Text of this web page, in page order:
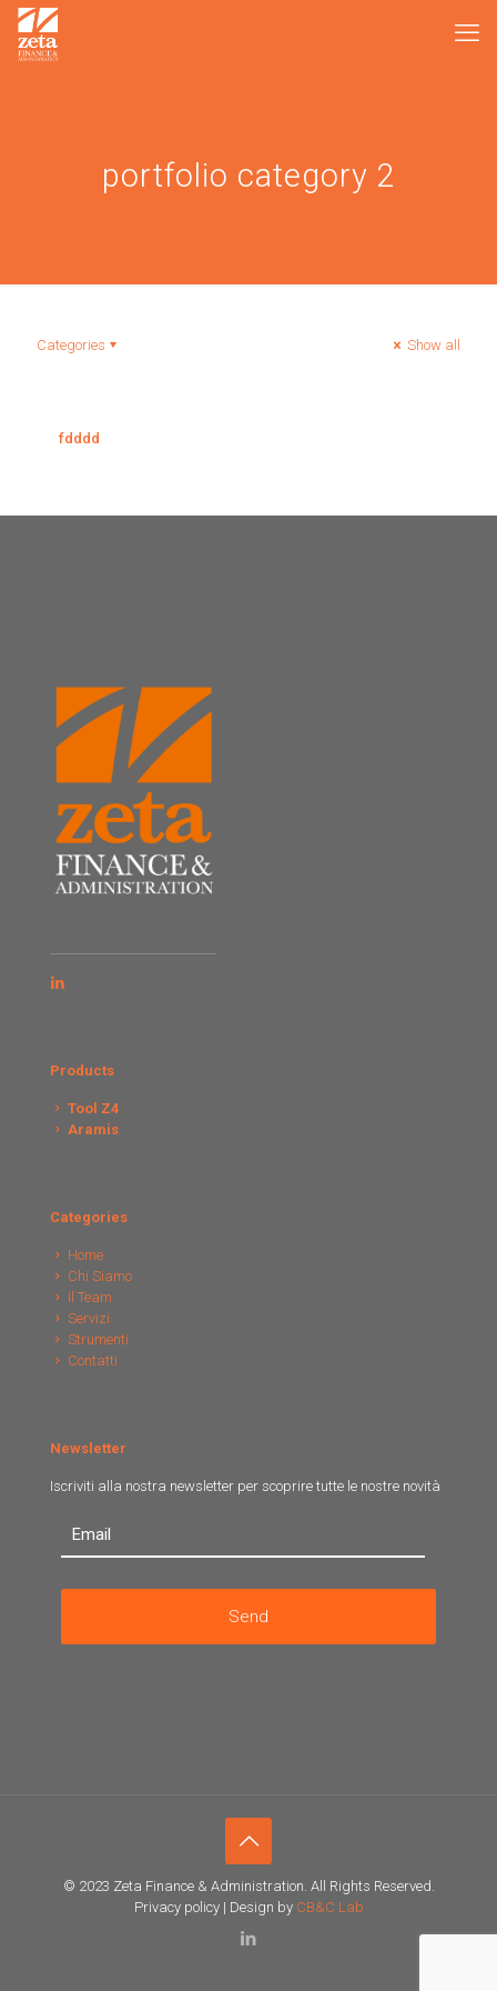
portfolio category 2
Categories Show all
fdddd
Products
Tool Z4
Aramis
Categories
Home
Chi Siamo
Il Team
Servizi
Strumenti
Contatti
Newsletter
Iscriviti alla nostra newsletter per scoprire tutte le nostre novità
© 2023 Zeta Finance & Administration. All Rights Reserved.
Privacy policy | Design by CB&C Lab